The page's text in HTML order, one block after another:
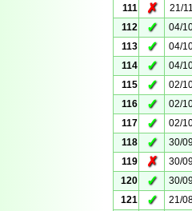
111
✗ 21/
112
✓ 04/
113
✓ 04/
114
✓ 04/
115
✓ 02/
116
✓ 02/
117
✓ 02/
118
✓ 30/
119
✗ 30/
120
✓ 30/
121
✓ 21/